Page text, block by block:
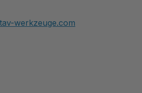
werkzeuge.com